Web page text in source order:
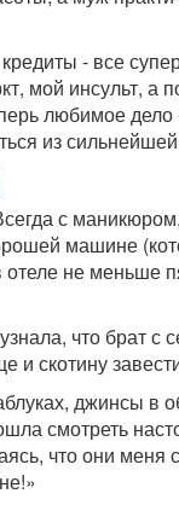
- все
мой инсульт, а
любимое
из
с
машине
отеле не меньше
что брат
и скотину
джинсы в
смотреть
что они